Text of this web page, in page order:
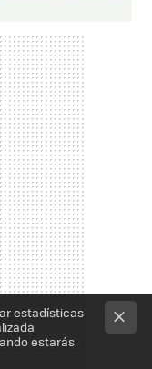
estadísticas
estarás